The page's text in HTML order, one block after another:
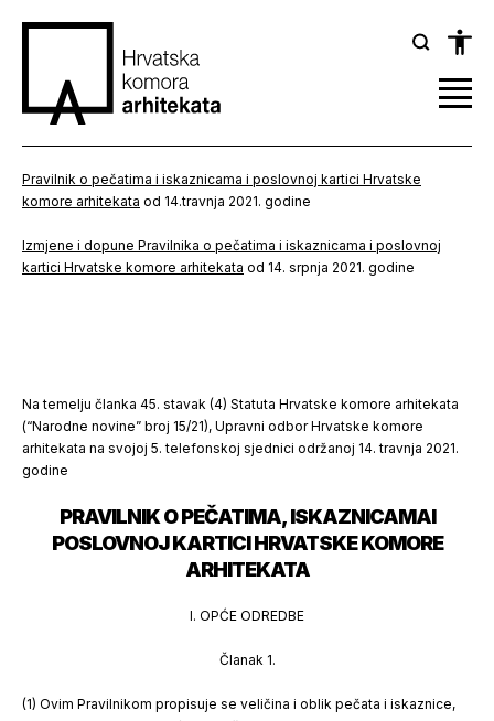
Pravilnik o pečatima i iskaznicama i poslovnoj kartici Hrvatske
komore arhitekata od 14.travnja 2021. godine
Izmjene i dopune Pravilnika o pečatima i iskaznicama i poslovnoj
kartici Hrvatske komore arhitekata od 14. srpnja 2021. godine
Na temelju članka 45. stavak (4) Statuta Hrvatske komore arhitekata
(“Narodne novine” broj 15/21), Upravni odbor Hrvatske komore
arhitekata na svojoj 5. telefonskoj sjednici održanoj 14. travnja 2021.
godine
PRAVILNIK O PEČATIMA, ISKAZNICAMAI
POSLOVNOJ KARTICI HRVATSKE KOMORE
ARHITEKATA
I. OPĆE ODREDBE
Članak 1.
(1) Ovim Pravilnikom propisuje se veličina i oblik pečata i iskaznice,